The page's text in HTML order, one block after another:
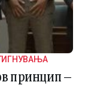
принцип –